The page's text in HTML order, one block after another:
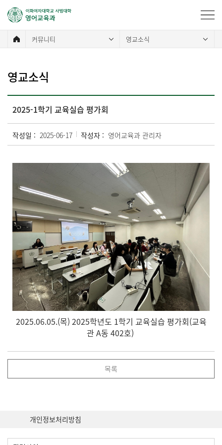
커뮤니티 영교소식
영교소식
2025-1학기 교육실습 평가회
작성일 : 2025-06-17 작성자 : 영어교육과 관리자
2025.06.05.(목) 2025학년도 1학기 교육실습 평가회(교육
관 A동 402호)
목록
개인정보처리방침